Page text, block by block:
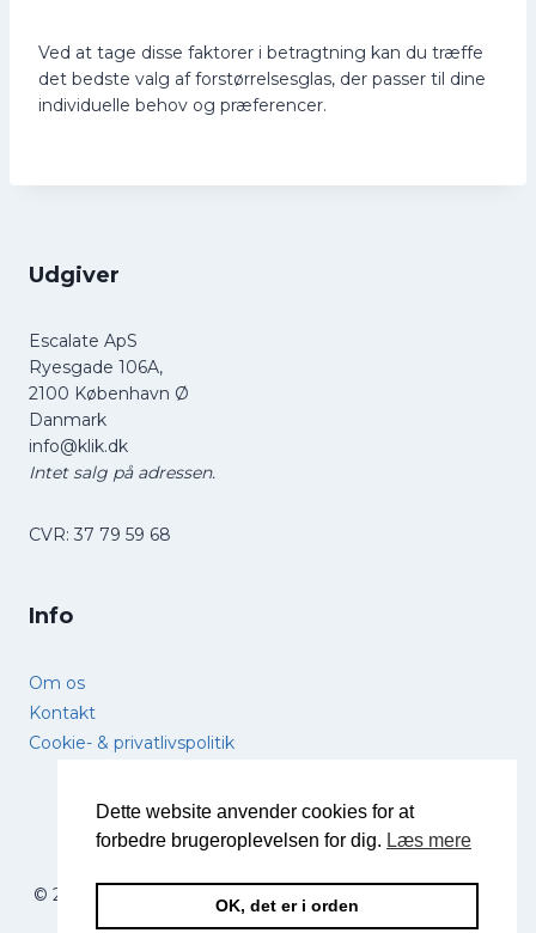
Ved at tage disse faktorer i betragtning kan du træffe
det bedste valg af forstørrelsesglas, der passer til dine
individuelle behov og præferencer.
Udgiver
Escalate ApS
Ryesgade 106A,
2100 København Ø
Danmark
info@klik.dk
Intet salg på adressen.
CVR: 37 79 59 68
Info
Om os
Kontakt
Cookie- & privatlivspolitik
© 2026 Forstørrelsesglas.dk - Lavet med
Nordskov Media
Dette website anvender cookies for at
forbedre brugeroplevelsen for dig. Læs mere
OK, det er i orden